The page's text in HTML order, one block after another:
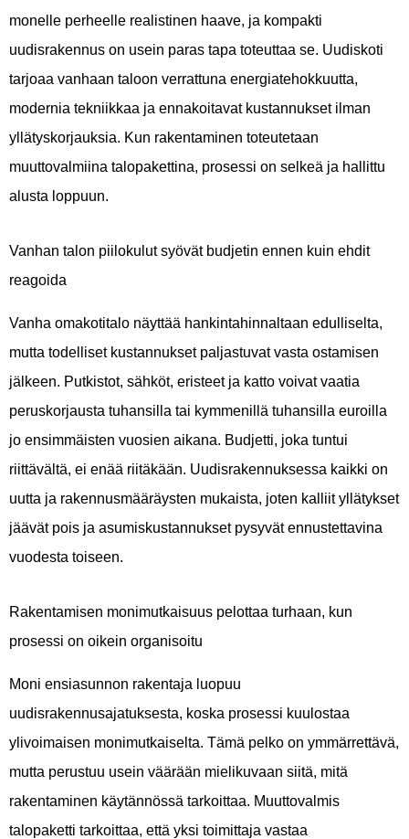
monelle perheelle realistinen haave, ja kompakti
uudisrakennus on usein paras tapa toteuttaa se. Uudiskoti
tarjoaa vanhaan taloon verrattuna energiatehokkuutta,
modernia tekniikkaa ja ennakoitavat kustannukset ilman
yllätyskorjauksia. Kun rakentaminen toteutetaan
muuttovalmiina talopakettina, prosessi on selkeä ja hallittu
alusta loppuun.
Vanhan talon piilokulut syövät budjetin ennen kuin ehdit
reagoida
Vanha omakotitalo näyttää hankintahinnaltaan edulliselta,
mutta todelliset kustannukset paljastuvat vasta ostamisen
jälkeen. Putkistot, sähköt, eristeet ja katto voivat vaatia
peruskorjausta tuhansilla tai kymmenillä tuhansilla euroilla
jo ensimmäisten vuosien aikana. Budjetti, joka tuntui
riittävältä, ei enää riitäkään. Uudisrakennuksessa kaikki on
uutta ja rakennusmääräysten mukaista, joten kalliit yllätykset
jäävät pois ja asumiskustannukset pysyvät ennustettavina
vuodesta toiseen.
Rakentamisen monimutkaisuus pelottaa turhaan, kun
prosessi on oikein organisoitu
Moni ensiasunnon rakentaja luopuu
uudisrakennusajatuksesta, koska prosessi kuulostaa
ylivoimaisen monimutkaiselta. Tämä pelko on ymmärrettävä,
mutta perustuu usein väärään mielikuvaan siitä, mitä
rakentaminen käytännössä tarkoittaa. Muuttovalmis
talopaketti tarkoittaa, että yksi toimittaja vastaa